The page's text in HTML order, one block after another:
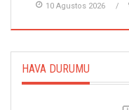
10 Agustos 2026
HAVA DURUMU